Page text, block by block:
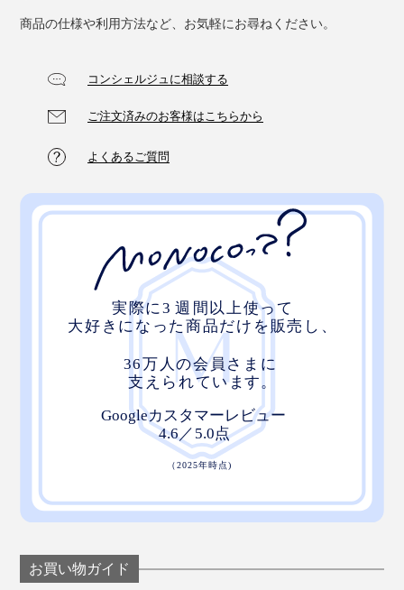
商品の仕様や利用方法など、お気軽にお尋ねください。
コンシェルジュに相談する
ご注文済みのお客様はこちらから
よくあるご質問
お買い物ガイド